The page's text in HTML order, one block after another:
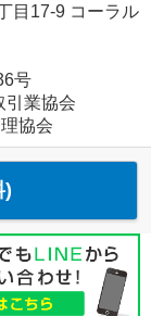
目17-9 コーラル
号
引業協会
協会
)